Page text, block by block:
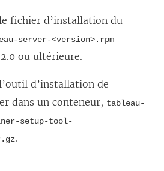
e
n
s
fichier d’installation du
server-<version>.rpm
ou ultérieure.
d’installation de
dans un conteneur, tableau-
setup-tool-
.